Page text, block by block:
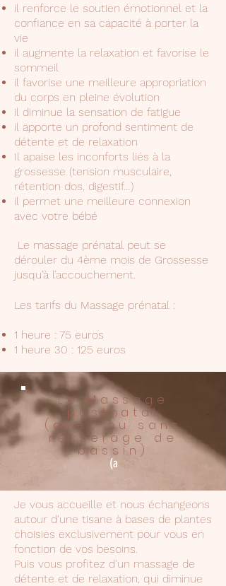
il renforce le soutien émotionnel et la
confiance en sa capacité à porter la
vie
il augmente la relaxation et favorise le
sommeil
il favorise une meilleure appropriation
du corps en pleine évolution
il diminue la sensation de fatigue
il apporte un profond sentiment de
détente et de relaxation
Il apaise les inconforts liés à la
grossesse (tension musculaire,
rétention dos, digestif…)
il permet une meilleure connexion
avec votre bébé
Le massage prénatal peut se
dérouler du 4ème mois de Grossesse
jusqu’à l’accouchement.
Les tarifs du Massage prénatal :​
1 heure : 75 euros
1 heure 30 : 125 euros
Le Massage
postnatal
(avec ou sans
resserage de
bassin)
(a
Je vous accueille et nous échangeons
autour d'une tisane à bases de plantes
choisies exclusivement pour vous en
fonction de vos besoins.
Puis vous profitez d'un massage de
détente et de relaxation, qui diminue